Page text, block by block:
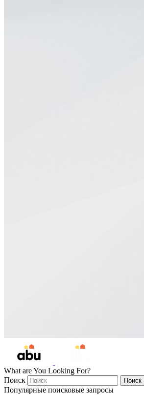
What are You Looking For?
Поиск
Поиск
Популярные поисковые запросы